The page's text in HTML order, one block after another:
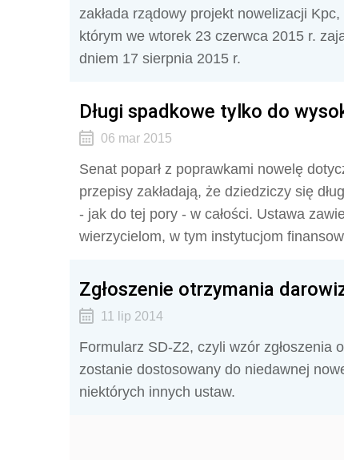
zakłada rządowy projekt nowelizacji
którym we wtorek 23 czerwca 2015 r.
dniem 17 sierpnia 2015 r.
Długi spadkowe tylko do
06 mar 2015
Senat poparł z poprawkami nowelę
przepisy zakładają, że dziedziczy się
- jak do tej pory - w całości. Ustawa
wierzycielom, w tym instytucjom
Zgłoszenie otrzymania
11 lip 2014
Formularz SD-Z2, czyli wzór zgłoszenia
zostanie dostosowany do niedawnej
niektórych innych ustaw.